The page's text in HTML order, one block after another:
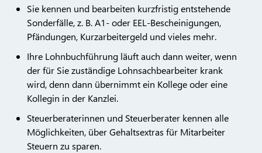
Sie kennen und bearbeiten kurzfristig entstehende
Sonderfälle, z. B. A1- oder EEL-Bescheinigungen,
Pfändungen, Kurzarbeitergeld und vieles mehr.
Ihre Lohnbuchführung läuft auch dann weiter, wenn
der für Sie zuständige Lohnsachbearbeiter krank
wird, denn dann übernimmt ein Kollege oder eine
Kollegin in der Kanzlei.
Steuerberaterinnen und Steuerberater kennen alle
Möglichkeiten, über Gehaltsextras für Mitarbeiter
Steuern zu sparen.